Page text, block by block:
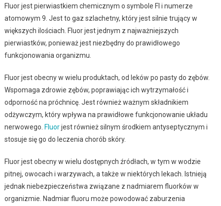
Fluor jest pierwiastkiem chemicznym o symbole Fl i numerze
atomowym 9. Jest to gaz szlachetny, który jest silnie trujący w
większych ilościach. Fluor jest jednym z najważniejszych
pierwiastków, ponieważ jest niezbędny do prawidłowego
funkcjonowania organizmu.
Fluor jest obecny w wielu produktach, od leków po pasty do zębów.
Wspomaga zdrowie zębów, poprawiając ich wytrzymałość i
odporność na próchnicę. Jest również ważnym składnikiem
odżywczym, który wpływa na prawidłowe funkcjonowanie układu
nerwowego. Fluorjest również silnym środkiem antyseptycznym i
stosuje się go do leczenia chorób skóry.
Fluor jest obecny w wielu dostępnych źródłach, w tym w wodzie
pitnej, owocach i warzywach, a także w niektórych lekach. Istnieją
jednak niebezpieczeństwa związane z nadmiarem fluorków w
organizmie. Nadmiar fluoru może powodować zaburzenia